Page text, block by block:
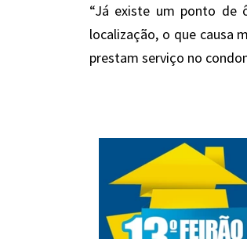
“Já existe um ponto de
localização, o que causa
prestam serviço no